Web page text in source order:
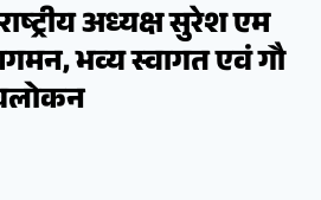
अध्यक्ष सुरेश एम
भव्य स्वागत एवं गौ